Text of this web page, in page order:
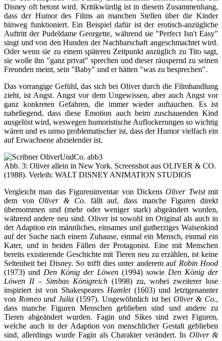
Disney oft betont wird. Kritikwürdig ist in diesem Zusammenhang,
dass der Humor des Films an manchen Stellen über die Kinder
hinweg funktioniert. Ein Beispiel dafür ist der erotisch-anzügliche
Auftritt der Pudeldame Georgette, während sie "Perfect Isn't Easy"
singt und von den Hunden der Nachbarschaft angeschmachtet wird.
Oder wenn sie zu einem späteren Zeitpunkt anzüglich zu Tito sagt,
sie wolle ihn "ganz privat" sprechen und dieser räuspernd zu seinen
Freunden meint, sein "Baby" und er hätten "was zu besprechen".
Das vorrangige Gefühl, das sich bei Oliver durch die Filmhandlung
zieht, ist Angst. Angst vor dem Ungewissen, aber auch Angst vor
ganz konkreten Gefahren, die immer wieder auftauchen. Es ist
naheliegend, dass diese Emotion auch beim zuschauenden Kind
ausgelöst wird, weswegen humoristische Auflockerungen so wichtig
wären und es umso problematischer ist, dass der Humor vielfach ein
auf Erwachsene abzielender ist.
Abb. 3: Oliver allein in New York. Screenshot aus OLIVER & CO.
(1988). Verleih: WALT DISNEY ANIMATION STUDIOS
Vergleicht man das Figureninventar von DickensOliver Twistmit
dem vonOliver & Co. fällt auf, dass manche Figuren direkt
übernommen und (mehr oder weniger stark) abgeändert wurden,
während andere neu sind. Oliver ist sowohl im Original als auch in
der Adaption ein männliches, einsames und gutherziges Waisenkind
auf der Suche nach einem Zuhause, einmal ein Mensch, einmal ein
Kater, und in beiden Fällen der Protagonist. Eine mit Menschen
bereits existierende Geschichte mit Tieren neu zu erzählen, ist keine
Seltenheit bei Disney. So trifft dies unter anderem auf Robin Hood
(1973) und Den König der Löwen (1994) sowie Den König der
Löwen II – Simbas Königreich (1998) zu, wobei zweiterer lose
inspiriert ist von Shakespeares Hamlet(1603) und letztgenannter
von Romeo und Julia(1597). Ungewöhnlich ist bei Oliver & Co.,
dass manche Figuren Menschen geblieben sind und andere zu
Tieren abgeändert wurden. Fagin und Sikes sind zwei Figuren,
welche auch in der Adaption von menschlicher Gestalt geblieben
sind, allerdings wurde Fagin als Charakter verändert. In Oliver &